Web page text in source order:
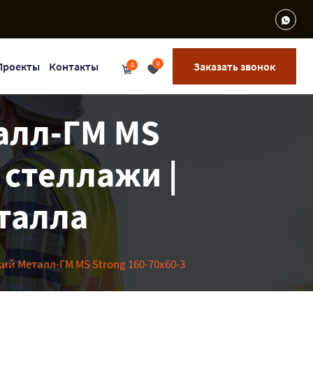
Контакты 0 0 Заказать звонок
ГМ MS
|
Металл-ГМ MS Strong 160-70x60-3